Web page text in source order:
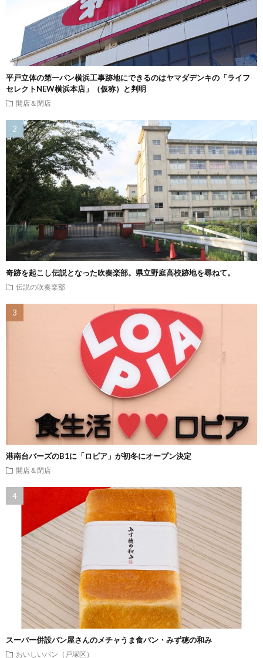
平戸立体の第一パン横浜工事跡地にできるのはヤマダデンキの「ライフ
セレクトNEW横浜本店」（仮称）と判明
開店＆閉店
奇跡を起こし伝説となった吹奏楽部。県立野庭高校跡地を尋ねて。
伝説の吹奏楽部
港南台バーズのB1に「ロピア」が初冬にオープン決定
開店＆閉店
スーパー併設パン屋さんのメチャうま食パン・みず穂の和み
おいしいパン（戸塚区）